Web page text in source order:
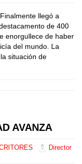
llegó a
de 400
enorgullece de haber
del mundo. La
situación de
AVANZA
Director